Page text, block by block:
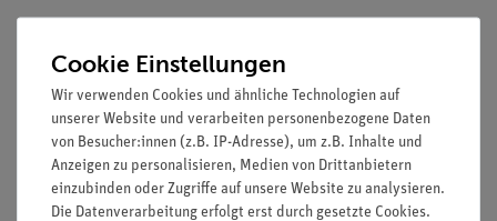
Nach oben
Informationen Service
Cookie Einstellungen
Wir verwenden Cookies und ähnliche Technologien auf
unserer Website und verarbeiten personenbezogene Daten
von Besucher:innen (z.B. IP-Adresse), um z.B. Inhalte und
Anzeigen zu personalisieren, Medien von Drittanbietern
einzubinden oder Zugriffe auf unsere Website zu analysieren.
Die Datenverarbeitung erfolgt erst durch gesetzte Cookies.